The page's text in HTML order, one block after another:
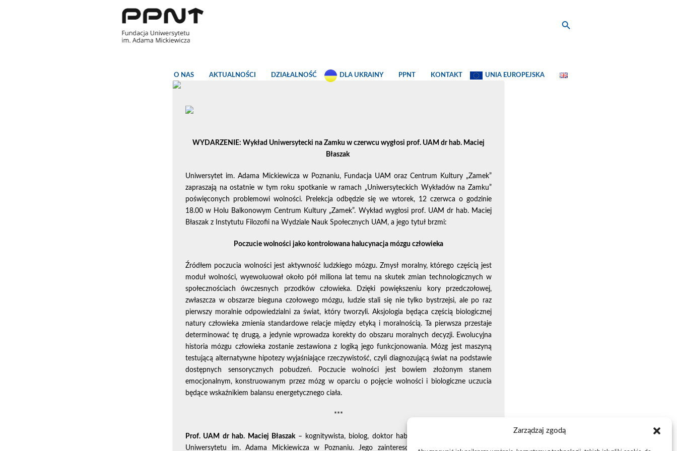
Zarządzaj zgodą
O NAS AKTUALNOŚCI DZIAŁALNOŚĆ DLA UKRAINY PPNT KONTAKT UNIA EUROPEJSKA
WYDARZENIE: Wykład Uniwersytecki na Zamku w czerwcu wygłosi prof. UAM dr hab. Maciej
Błaszak
Uniwersytet im. Adama Mickiewicza w Poznaniu, Fundacja UAM oraz Centrum Kultury „Zamek”
zapraszają na ostatnie w tym roku spotkanie w ramach „Uniwersyteckich Wykładów na Zamku”
poświęconych problemowi wolności. Prelekcja odbędzie się we wtorek, 12 czerwca o godzinie
18.00 w Holu Balkonowym Centrum Kultury „Zamek”. Wykład wygłosi prof. UAM dr hab. Maciej
Błaszak z Instytutu Filozofii na Wydziale Nauk Społecznych UAM, a jego tytuł brzmi:
Poczucie wolności jako kontrolowana halucynacja mózgu człowieka
Źródłem poczucia wolności jest aktywność ludzkiego mózgu. Zmysł moralny, którego częścią jest
moduł wolności, wyewoluował około pół miliona lat temu na skutek zmian technologicznych w
społecznościach ówczesnych przodków człowieka. Dzięki powiększeniu kory przedczołowej,
zwłaszcza w obszarze bieguna czołowego mózgu, ludzie stali się nie tylko bystrzejsi, ale po raz
pierwszy moralnie odpowiedzialni za świat, który tworzyli. Aksjologia będąca częścią biologicznej
natury człowieka zmienia standardowe relacje między etyką i moralnością. Ta pierwsza przestaje
determinować tę drugą, a jedynie wprowadza korekty do obszaru moralnych decyzji. Ewolucyjna
historia mózgu człowieka zostanie zestawiona z logiką jego funkcjonowania. Mózg jest maszyną
testującą alternatywne hipotezy wyjaśniające rzeczywistość, czyli diagnozującą świat na podstawie
dostępnych sensorycznych pobudzeń. Poczucie wolności jest bowiem złożonym stanem
emocjonalnym, konstruowanym przez mózg w oparciu o pojęcie wolności i biologiczne uczucia
będące wskaźnikiem balansu energetycznego ciała.
***
Prof. UAM dr hab. Maciej Błaszak – kognitywista, biolog, doktor habilitowany filozofii, profesor
Uniwersytetu im. Adama Mickiewicza w Poznaniu. Jego zainteresowania badawcze dotyczą